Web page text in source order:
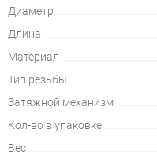
Диаметр
Длина
Материал
Тип резьбы
Затяжной механизм
Кол-во в упаковке
Вес